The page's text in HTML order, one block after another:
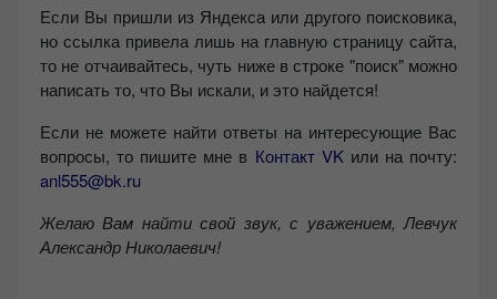
Если Вы пришли из Яндекса или другого поисковика,
но ссылка привела лишь на главную страницу сайта,
то не отчаивайтесь, чуть ниже в строке "поиск" можно
написать то, что Вы искали, и это найдется!
Если не можете найти ответы на интересующие Вас
вопросы, то пишите мне в Контакт VKили на почту:
anl555@bk.ru
Желаю Вам найти свой звук, с уважением, Левчук
Александр Николаевич!